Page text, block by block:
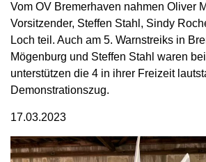
Vom OV Bremerhaven nahmen Oliver
Vorsitzender, Steffen Stahl, Sindy
Loch teil. Auch am 5. Warnstreiks in
Mögenburg und Steffen Stahl waren
unterstützen die 4 in ihrer Freizeit
Demonstrationszug.
17.03.2023